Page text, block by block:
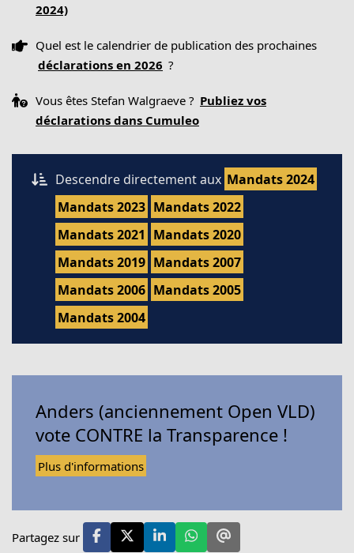
2024)
Quel est le calendrier de publication des prochaines
déclarations en 2026 ?
Vous êtes Stefan Walgraeve ? Publiez vos
déclarations dans Cumuleo
Descendre directement aux Mandats 2024
Mandats 2023 Mandats 2022
Mandats 2021 Mandats 2020
Mandats 2019 Mandats 2007
Mandats 2006 Mandats 2005
Mandats 2004
Anders (anciennement Open VLD)
vote CONTRE la Transparence !
Plus d'informations
Partagez sur